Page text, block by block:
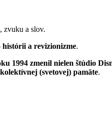
zvuku a slov.
a revizionizme.
1994 zmenil nielen štúdio
(svetovej) pamäte.